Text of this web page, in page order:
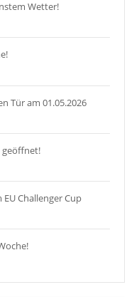
Wetter!
Tür am 01.05.2026
geöffnet!
Challenger Cup